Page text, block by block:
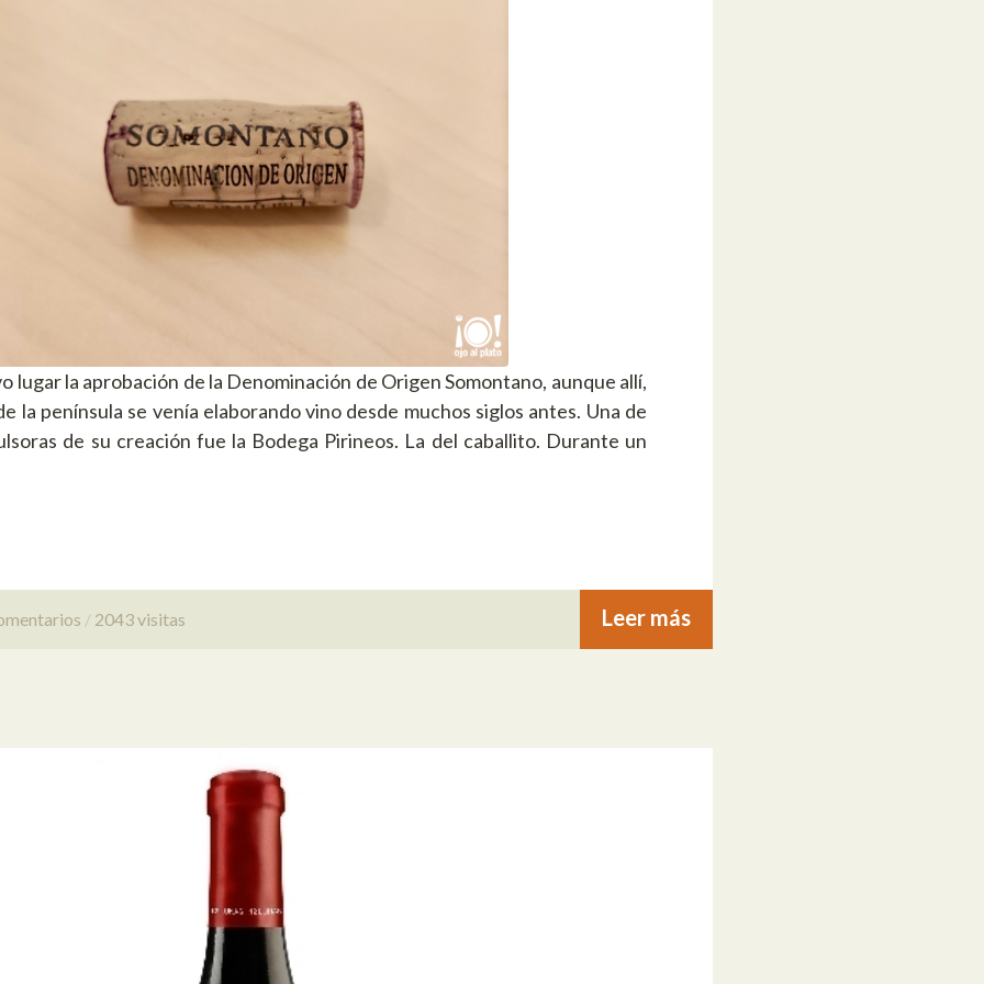
lugar la aprobación de la Denominación de Origen Somontano, aunque allí,
la península se venía elaborando vino desde muchos siglos antes. Una de
de su creación fue la Bodega Pirineos. La del caballito. Durante un
2043 visitas Leer más